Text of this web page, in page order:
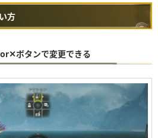
方
ボタンで変更できる